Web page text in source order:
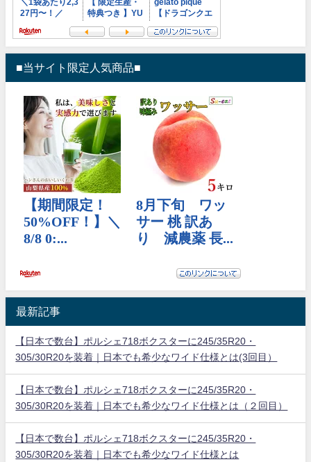
■当サイト限定人気商品■
最新記事
【日本で数台】ポルシェ718ボクスターに245/35R20・
305/30R20を装着｜日本でも希少なワイド仕様とは(3回目）
【日本で数台】ポルシェ718ボクスターに245/35R20・
305/30R20を装着｜日本でも希少なワイド仕様とは（２回目）
【日本で数台】ポルシェ718ボクスターに245/35R20・
305/30R20を装着｜日本でも希少なワイド仕様とは